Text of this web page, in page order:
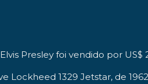
Elvis Presley foi vendido por US$
Lockheed 1329 Jetstar, de